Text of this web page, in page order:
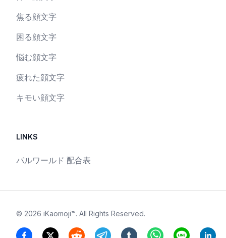
焦る顔文字
困る顔文字
悩む顔文字
疲れた顔文字
キモい顔文字
LINKS
パルワールド 配合表
© 2026 iKaomoji™. All Rights Reserved.